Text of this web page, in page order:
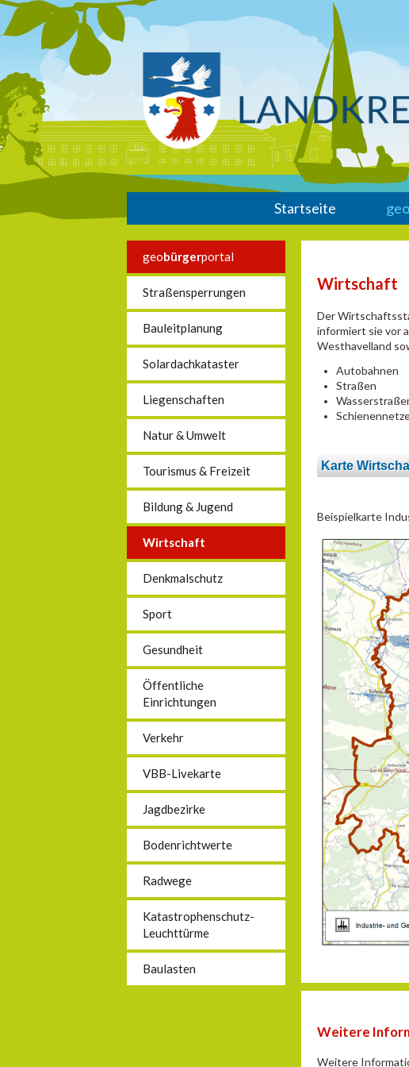
Startseite geo
geobürgerportal
Straßensperrungen
Bauleitplanung
Solardachkataster
Liegenschaften
Natur & Umwelt
Tourismus & Freizeit
Bildung & Jugend
Wirtschaft
Denkmalschutz
Sport
Gesundheit
Öffentliche
Einrichtungen
Verkehr
VBB-Livekarte
Jagdbezirke
Bodenrichtwerte
Radwege
Katastrophenschutz-
Leuchttürme
Baulasten
Wirtschaft
Der
informiert sie vor
Westhavelland
Autobahnen
Straßen
Karte
Beispielkarte
Weitere
Weitere